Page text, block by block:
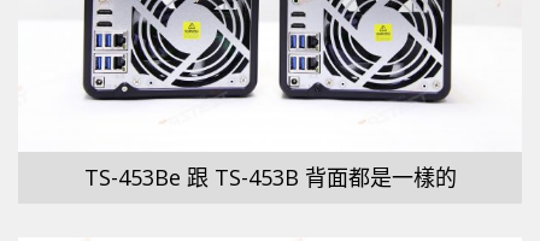
TS-453Be 跟 TS-453B 背面都是一樣的